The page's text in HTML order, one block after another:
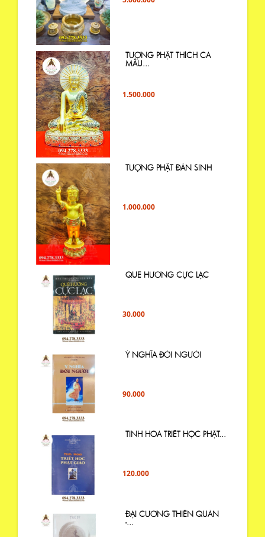
TƯỢNG PHẬT THÍCH CA
MÂU...
1.500.000
TƯỢNG PHẬT ĐẢN SINH
1.000.000
QUE HƯƠNG CỰC LẠC
30.000
Ý NGHĨA ĐỜI NGƯỜI
90.000
TINH HOA TRIẾT HỌC PHẬT...
120.000
ĐẠI CƯƠNG THIỀN QUÁN
-...